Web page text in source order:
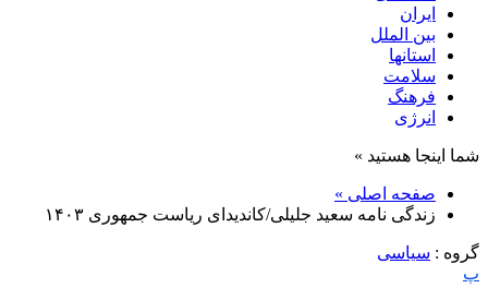
ایران
بین الملل
استانها
سلامت
فرهنگ
انرژی
شما اینجا هستید »
صفحه اصلی »
زندگی نامه سعید جلیلی/کاندیدای ریاست جمهوری ۱۴۰۳
گروه : سیاسی
پ